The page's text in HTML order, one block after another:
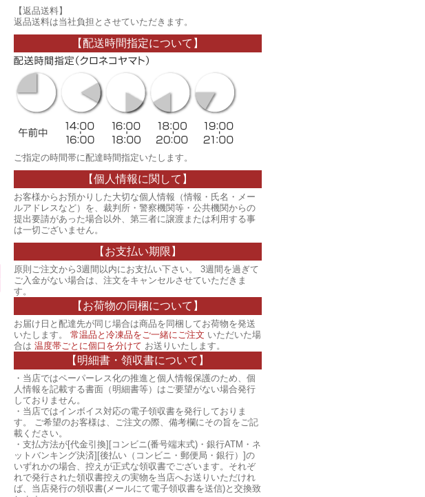
【返品送料】
返品送料は当社負担とさせていただきます。
【配送時間指定について】
ご指定の時間帯に配達時間指定いたします。
【個人情報に関して】
お客様からお預かりした大切な個人情報（情報・氏名・メー
ルアドレスなど）を、裁判所・警察機関等・公共機関からの
提出要請があった場合以外、第三者に譲渡または利用する事
は一切ございません。
【お支払い期限】
原則ご注文から3週間以内にお支払い下さい。 3週間を過ぎて
ご入金がない場合は、注文をキャンセルさせていただきま
す。
【お荷物の同梱について】
お届け日と配達先が同じ場合は商品を同梱してお荷物を発送
いたします。 常温品と冷凍品をご一緒にご注文 いただいた場
合は 温度帯ごとに個口を分けて お送りいたします。
【明細書・領収書について】
・当店ではペーパーレス化の推進と個人情報保護のため、個
人情報を記載する書面（明細書等）はご要望がない場合発行
しておりません。
・当店ではインボイス対応の電子領収書を発行しておりま
す。 ご希望のお客様は、ご注文の際、備考欄にその旨をご記
載ください。
・支払方法が[代金引換][コンビニ(番号端末式)・銀行ATM・ネ
ットバンキング決済][後払い（コンビニ・郵便局・銀行）]の
いずれかの場合、控えが正式な領収書でございます。それぞ
れで発行された領収書控えの実物を当店へお送りいただけれ
ば、当店発行の領収書(メールにて電子領収書を送信)と交換致